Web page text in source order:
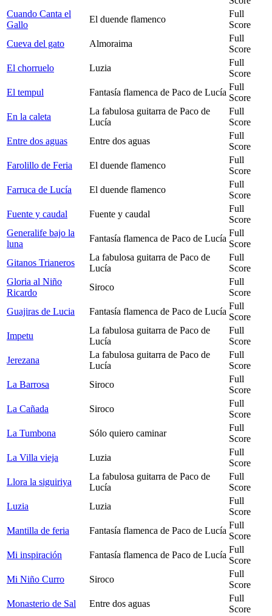
Cuando Canta el
Gallo
El duende flamenco
Full
Score
Cueva del gato
Almoraima
Full
Score
El chorruelo
Luzia
Full
Score
El tempul
Fantasía flamenca de Paco de Lucía
Full
Score
En la caleta
La fabulosa guitarra de Paco de
Lucía
Full
Score
Entre dos aguas
Entre dos aguas
Full
Score
Farolillo de Feria
El duende flamenco
Full
Score
Farruca de Lucía
El duende flamenco
Full
Score
Fuente y caudal
Fuente y caudal
Full
Score
Generalife bajo la
luna
Fantasía flamenca de Paco de Lucía
Full
Score
Gitanos Trianeros
La fabulosa guitarra de Paco de
Lucía
Full
Score
Gloria al Niño
Ricardo
Siroco
Full
Score
Guajiras de Lucia
Fantasía flamenca de Paco de Lucía
Full
Score
Impetu
La fabulosa guitarra de Paco de
Lucía
Full
Score
Jerezana
La fabulosa guitarra de Paco de
Lucía
Full
Score
La Barrosa
Siroco
Full
Score
La Cañada
Siroco
Full
Score
La Tumbona
Sólo quiero caminar
Full
Score
La Villa vieja
Luzia
Full
Score
Llora la siguiriya
La fabulosa guitarra de Paco de
Lucía
Full
Score
Luzia
Luzia
Full
Score
Mantilla de feria
Fantasía flamenca de Paco de Lucía
Full
Score
Mi inspiración
Fantasía flamenca de Paco de Lucía
Full
Score
Mi Niño Curro
Siroco
Full
Score
Monasterio de Sal
Entre dos aguas
Full
Score